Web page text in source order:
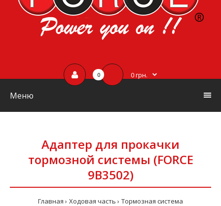
0 0 грн.
Меню
Адаптер для прокачки
тормозной системы (FORCE
9B3502)
Главная Ходовая часть
Тормозная система